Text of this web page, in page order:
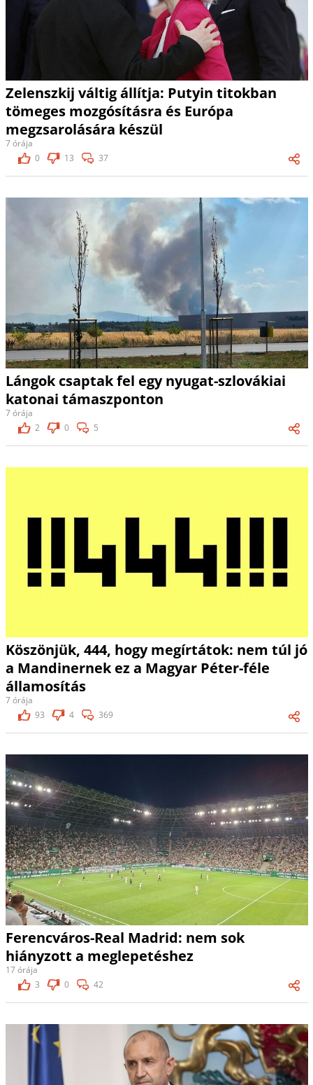
Zelenszkij váltig állítja: Putyin titokban
tömeges mozgósításra és Európa
megzsarolására készül
7 órája
0
13 37
Lángok csaptak fel egy nyugat-szlovákiai
katonai támaszponton
7 órája
2
0 5
Köszönjük, 444, hogy megírtátok: nem túl jó
a Mandinernek ez a Magyar Péter-féle
államosítás
7 órája
93
4 369
Ferencváros-Real Madrid: nem sok
hiányzott a meglepetéshez
17 órája
3
0 42